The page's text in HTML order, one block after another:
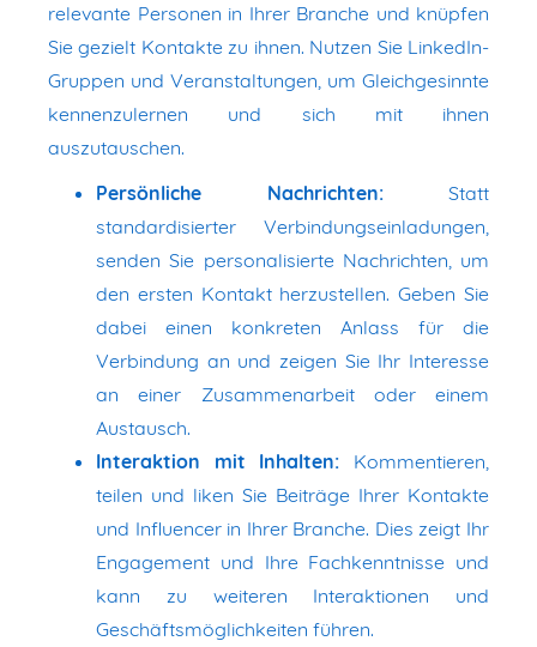
relevante Personen in Ihrer Branche und knüpfen
Sie gezielt Kontakte zu ihnen. Nutzen Sie LinkedIn-
Gruppen und Veranstaltungen, um Gleichgesinnte
kennenzulernen und sich mit ihnen
auszutauschen.
Persönliche Nachrichten:Statt
standardisierter Verbindungseinladungen,
senden Sie personalisierte Nachrichten, um
den ersten Kontakt herzustellen. Geben Sie
dabei einen konkreten Anlass für die
Verbindung an und zeigen Sie Ihr Interesse
an einer Zusammenarbeit oder einem
Austausch.
Interaktion mit Inhalten: Kommentieren,
teilen und liken Sie Beiträge Ihrer Kontakte
und Influencer in Ihrer Branche. Dies zeigt Ihr
Engagement und Ihre Fachkenntnisse und
kann zu weiteren Interaktionen und
Geschäftsmöglichkeiten führen.